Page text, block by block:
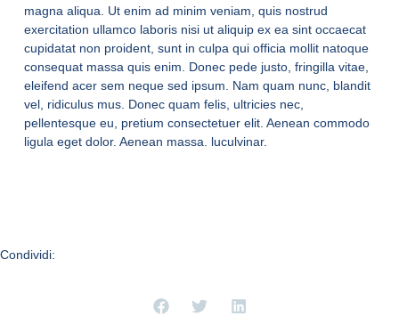
magna aliqua. Ut enim ad minim veniam, quis nostrud
exercitation ullamco laboris nisi ut aliquip ex ea sint occaecat
cupidatat non proident, sunt in culpa qui officia mollit natoque
consequat massa quis enim. Donec pede justo, fringilla vitae,
eleifend acer sem neque sed ipsum. Nam quam nunc, blandit
vel, ridiculus mus. Donec quam felis, ultricies nec,
pellentesque eu, pretium consectetuer elit. Aenean commodo
ligula eget dolor. Aenean massa. luculvinar.
Condividi: